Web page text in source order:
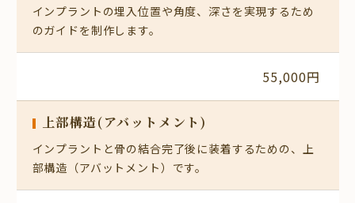
インプラントの埋入位置や角度、深さを実現するため
のガイドを制作します。
55,000円
上部構造(アバットメント)
インプラントと骨の結合完了後に装着するための、上
部構造（アバットメント）です。